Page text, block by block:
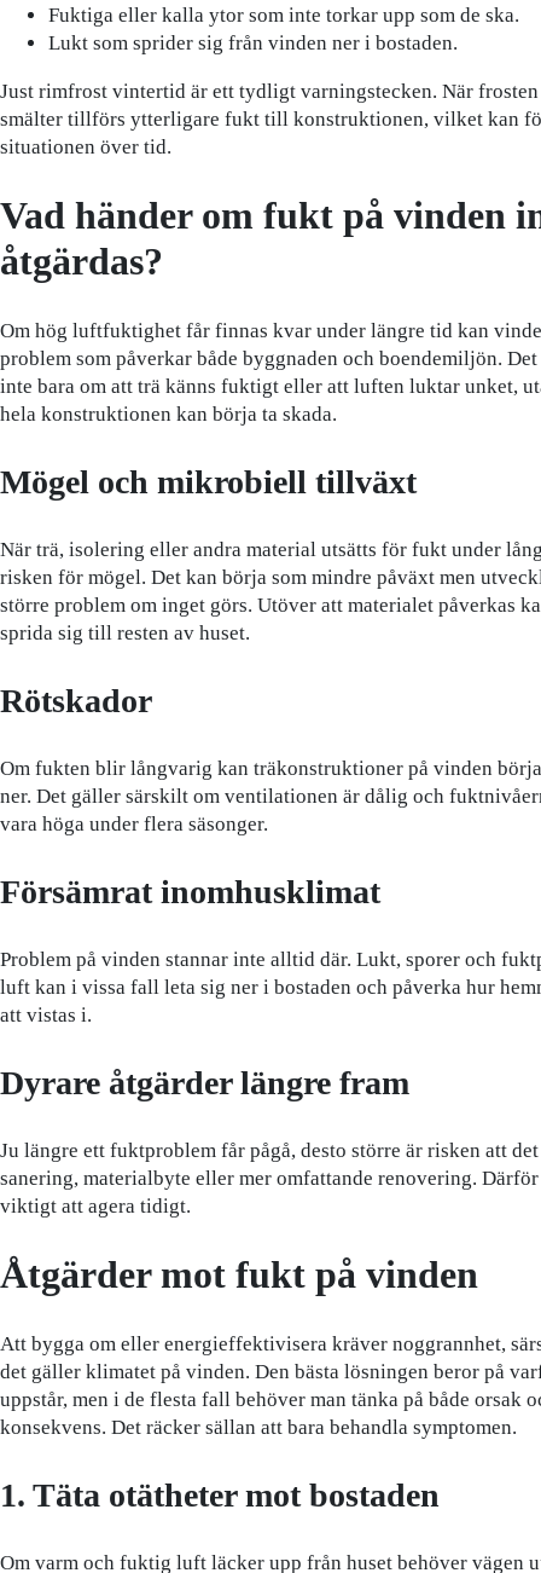
Fuktiga eller kalla ytor som inte torkar upp som de ska.
Lukt som sprider sig från vinden ner i bostaden.
Just rimfrost vintertid är ett tydligt varningstecken. När frosten
smälter tillförs ytterligare fukt till konstruktionen, vilket kan
situationen över tid.
Vad händer om fukt på vinden
åtgärdas?
Om hög luftfuktighet får finnas kvar under längre tid kan
problem som påverkar både byggnaden och boendemiljön.
inte bara om att trä känns fuktigt eller att luften luktar unket,
hela konstruktionen kan börja ta skada.
Mögel och mikrobiell tillväxt
När trä, isolering eller andra material utsätts för fukt under
risken för mögel. Det kan börja som mindre påväxt men
större problem om inget görs. Utöver att materialet påverkas
sprida sig till resten av huset.
Rötskador
Om fukten blir långvarig kan träkonstruktioner på vinden
ner. Det gäller särskilt om ventilationen är dålig och
vara höga under flera säsonger.
Försämrat inomhusklimat
Problem på vinden stannar inte alltid där. Lukt, sporer och
luft kan i vissa fall leta sig ner i bostaden och påverka hur
att vistas i.
Dyrare åtgärder längre fram
Ju längre ett fuktproblem får pågå, desto större är risken att
sanering, materialbyte eller mer omfattande renovering.
viktigt att agera tidigt.
Åtgärder mot fukt på vinden
Att bygga om eller energieffektivisera kräver noggrannhet,
det gäller klimatet på vinden. Den bästa lösningen beror på
uppstår, men i de flesta fall behöver man tänka på både orsak
konsekvens. Det räcker sällan att bara behandla symptomen.
1. Täta otätheter mot bostaden
Om varm och fuktig luft läcker upp från huset behöver vägen